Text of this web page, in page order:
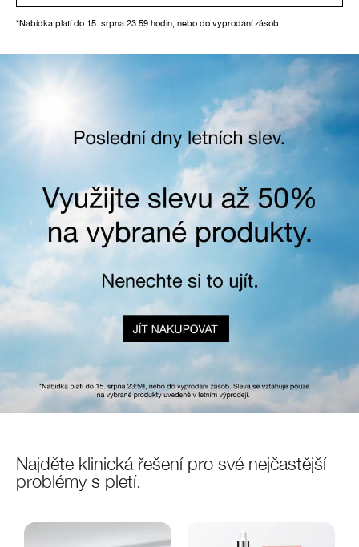
*Nabídka platí do 15. srpna 23:59 hodin, nebo do vyprodání zásob.
Najděte klinická řešení pro své nejčastější
problémy s pletí.